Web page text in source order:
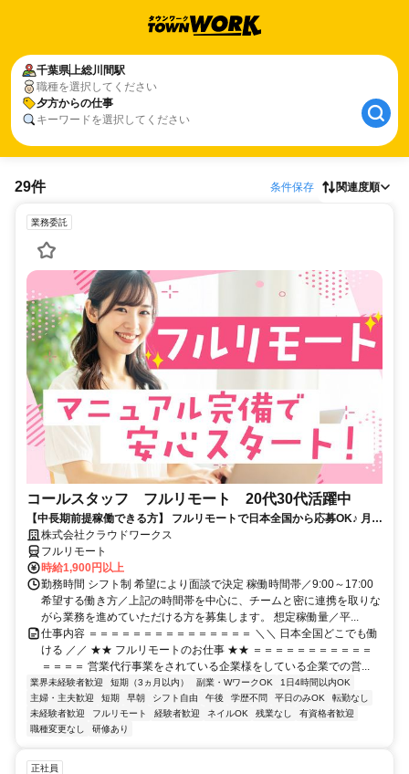
千葉県上総川間駅
職種を選択してください
夕方からの仕事
キーワードを選択してください
29件 条件保存 関連度順
業務委託
コールスタッフ フルリモート 20代30代活躍中
【中長期前提稼働できる方】 フルリモートで日本全国から応募OK♪ 月稼
働80時間で安定収入！
株式会社クラウドワークス
フルリモート
時給1,900円以上
勤務時間 シフト制 希望により面談で決定 稼働時間帯／9:00～17:00
希望する働き方／上記の時間帯を中心に、チームと密に連携を取りな
がら業務を進めていただける方を募集します。 想定稼働量／平...
仕事内容 ＝＝＝＝＝＝＝＝＝＝＝＝＝＝＝ ＼＼ 日本全国どこでも働
ける ／／ ★★ フルリモートのお仕事 ★★ ＝＝＝＝＝＝＝＝＝＝＝
＝＝＝＝ 営業代行事業をされている企業様をしている企業での営...
業界未経験者歓迎 短期（3ヵ月以内） 副業・WワークOK
1日4時間以内OK
主婦・主夫歓迎
短期 早朝 シフト自由 午後 学歴不問 平日のみOK
転勤なし
未経験者歓迎
フルリモート 経験者歓迎 ネイルOK 残業なし
有資格者歓迎
職種変更なし
研修あり
正社員